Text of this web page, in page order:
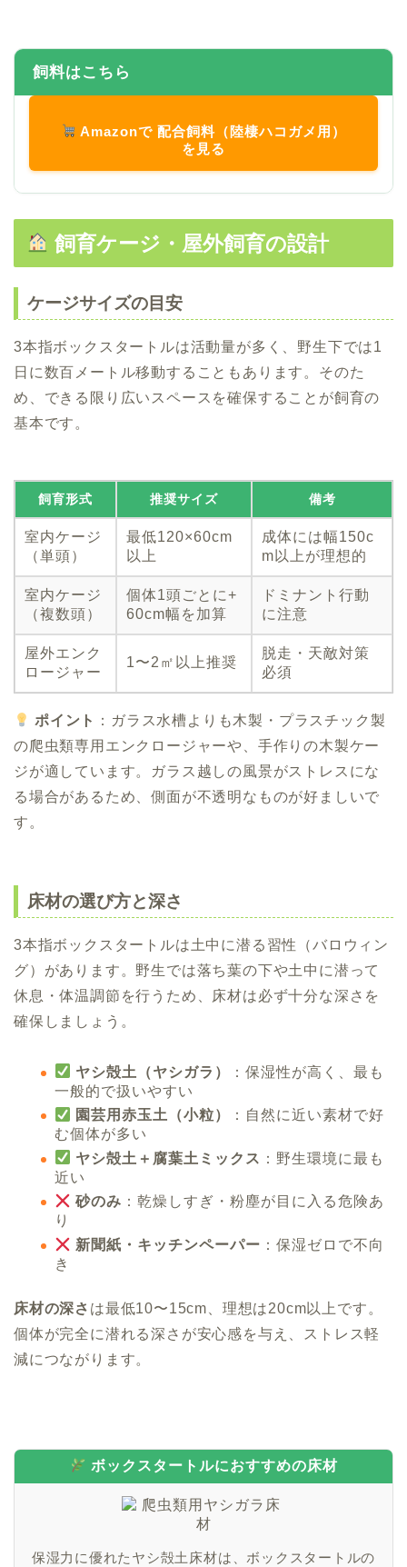
飼料はこちら
Amazonで 配合飼料（陸棲ハコガメ用）
を見る
飼育ケージ・屋外飼育の設計
ケージサイズの目安
3本指ボックスタートルは活動量が多く、野生下では1
日に数百メートル移動することもあります。そのた
め、できる限り広いスペースを確保することが飼育の
基本です。
飼育形式 推奨サイズ 備考
室内ケージ
（単頭）
最低120×60cm
以上
成体には幅150c
m以上が理想的
室内ケージ
（複数頭）
個体1頭ごとに+
60cm幅を加算
ドミナント行動
に注意
屋外エンク
ロージャー
1〜2㎡以上推奨
脱走・天敵対策
必須
ポイント
：ガラス水槽よりも木製・プラスチック製
の爬虫類専用エンクロージャーや、手作りの木製ケー
ジが適しています。ガラス越しの風景がストレスにな
る場合があるため、側面が不透明なものが好ましいで
す。
床材の選び方と深さ
3本指ボックスタートルは土中に潜る習性（バロウィン
グ）があります。野生では落ち葉の下や土中に潜って
休息・体温調節を行うため、床材は必ず十分な深さを
確保しましょう。
ヤシ殻土（ヤシガラ）
：保湿性が高く、最も
一般的で扱いやすい
園芸用赤玉土（小粒）
：自然に近い素材で好
む個体が多い
ヤシ殻土＋腐葉土ミックス ：野生環境に最も
近い
砂のみ ：乾燥しすぎ・粉塵が目に入る危険あ
り
新聞紙・キッチンペーパー ：保湿ゼロで不向
き
床材の深さ は最低10〜15cm、理想は20cm以上です。
個体が完全に潜れる深さが安心感を与え、ストレス軽
減につながります。
ボックスタートルにおすすめの床材
保湿力に優れたヤシ殻土床材は、ボックスタートルの